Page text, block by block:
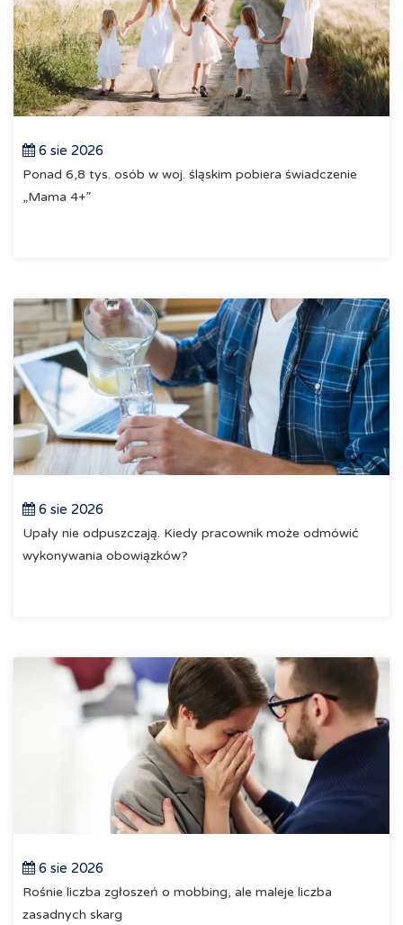
6 sie 2026
Ponad 6,8 tys. osób w woj. śląskim pobiera świadczenie
„Mama 4+”
6 sie 2026
Upały nie odpuszczają. Kiedy pracownik może odmówić
wykonywania obowiązków?
6 sie 2026
Rośnie liczba zgłoszeń o mobbing, ale maleje liczba
zasadnych skarg